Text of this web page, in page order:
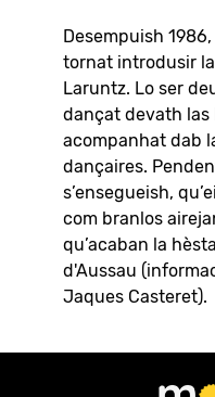
Desempuish
tornat introdusir
Laruntz. Lo ser
dançat devath las
acompanhat dab
dançaires.
s’ensegueish,
com branlos
qu’acaban la
d'Aussau
Jaques Casteret).